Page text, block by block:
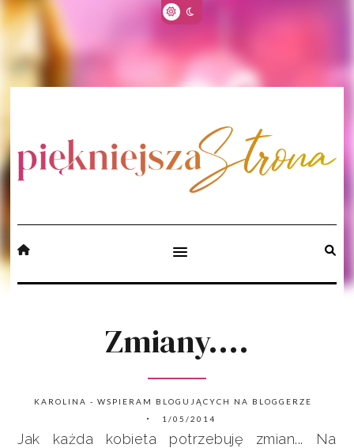
Zmiany....
KAROLINA - WSPIERAM BLOGUJĄCYCH NA BLOGGERZE
1/05/2014
Jak każda kobieta potrzebuję zmian... Na